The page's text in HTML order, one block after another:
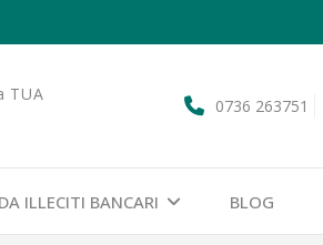
TUA
0736 263751
ILLECITI BANCARI BLOG